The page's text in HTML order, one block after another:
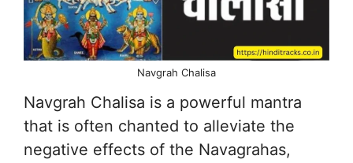
Navgrah Chalisa
Navgrah Chalisa is a powerful mantra
that is often chanted to alleviate the
negative effects of the Navagrahas,